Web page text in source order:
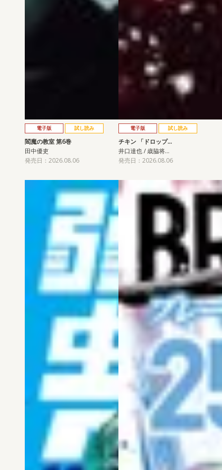
電子版 試し読み
閻魔の教室 第6巻
田中優吏
発売日：2026.08.06
電子版 試し読み
チキン 「ドロップ…
井口達也 / 歳脇将…
発売日：2026.08.06